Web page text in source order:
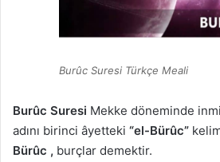
Burûc Suresi Türkçe Meali
Burûc Suresi Mekke döneminde
adını birinci âyetteki “el-Bürûc”
Bürûc , burçlar demektir.